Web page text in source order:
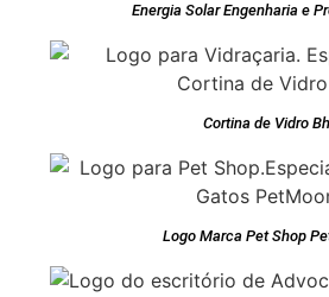
Energia Solar Engenharia e
Cortina de Vidro Bh
Logo Marca Pet Shop